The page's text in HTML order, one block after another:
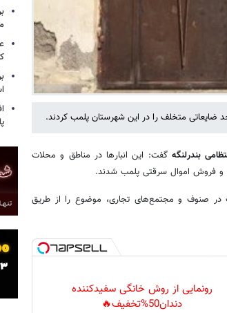
بندرلنگهگفت: این انبارها در مناطق و محلات
و فروش اموال سرقتی پلمب شدند.
صنوف و مجتمع‌های تجاری، موضوع را از طریق
رونمایی از روش خانگی سفیدکننده
دندان50%تخفیف🔥